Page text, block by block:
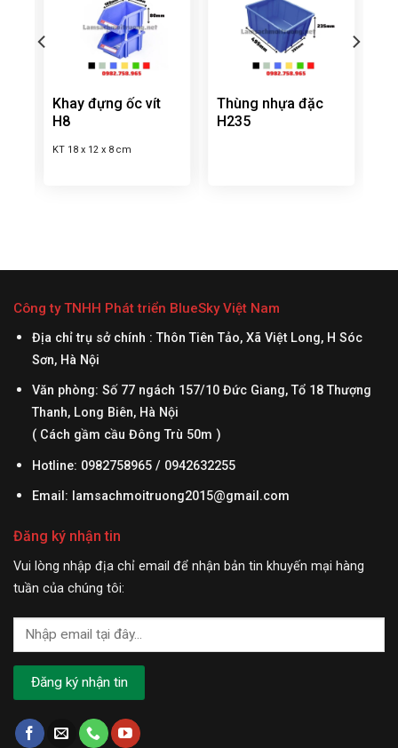
Khay đựng ốc vít
H8
KT 18 x 12 x 8 cm
Thùng nhựa đặc
H235
Công ty TNHH Phát triển BlueSky Việt Nam
Địa chỉ trụ sở chính : Thôn Tiên Tảo, Xã Việt Long, H Sóc
Sơn, Hà Nội
Văn phòng: Số 77 ngách 157/10 Đức Giang, Tổ 18 Thượng
Thanh, Long Biên, Hà Nội
( Cách gầm cầu Đông Trù 50m )
Hotline: 0982758965 / 0942632255
Email: lamsachmoitruong2015@gmail.com
Đăng ký nhận tin
Vui lòng nhập địa chỉ email để nhận bản tin khuyến mại hàng
tuần của chúng tôi: